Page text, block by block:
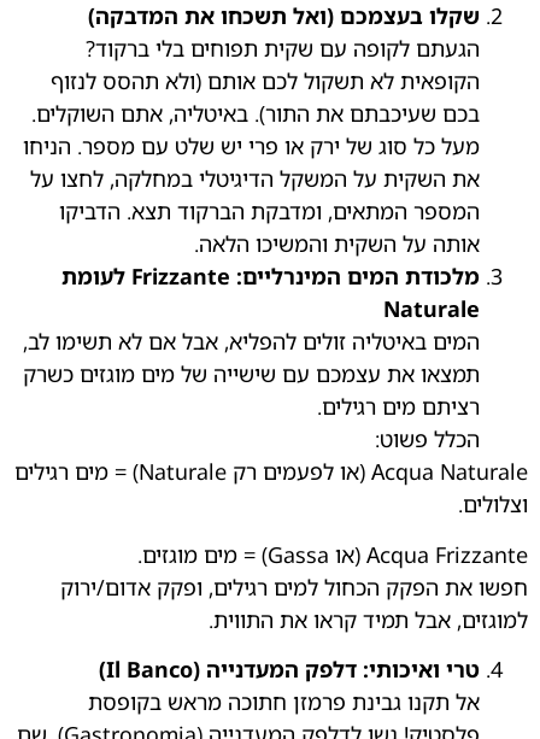
שקלו בעצמכם (ואל תשכחו את המדבקה)
הגעתם לקופה עם שקית תפוחים בלי ברקוד?
הקופאית לא תשקול לכם אותם (ולא תהסס לנזוף
בכם שעיכבתם את התור). באיטליה, אתם השוקלים.
מעל כל סוג של ירק או פרי יש שלט עם מספר. הניחו
את השקית על המשקל הדיגיטלי במחלקה, לחצו על
המספר המתאים, ומדבקת הברקוד תצא. הדביקו
אותה על השקית והמשיכו הלאה.
מלכודת המים המינרליים: Frizzante לעומת
Naturale
המים באיטליה זולים להפליא, אבל אם לא תשימו לב,
תמצאו את עצמכם עם שישייה של מים מוגזים כשרק
רציתם מים רגילים.
הכלל פשוט:
Acqua Naturale (או לפעמים רק Naturale) = מים רגילים
וצלולים.
Acqua Frizzante (או Gassa) = מים מוגזים.
חפשו את הפקק הכחול למים רגילים, ופקק אדום/ירוק
למוגזים, אבל תמיד קראו את התווית.
טרי ואיכותי: דלפק המעדנייה (Il Banco)
אל תקנו גבינת פרמזן חתוכה מראש בקופסת